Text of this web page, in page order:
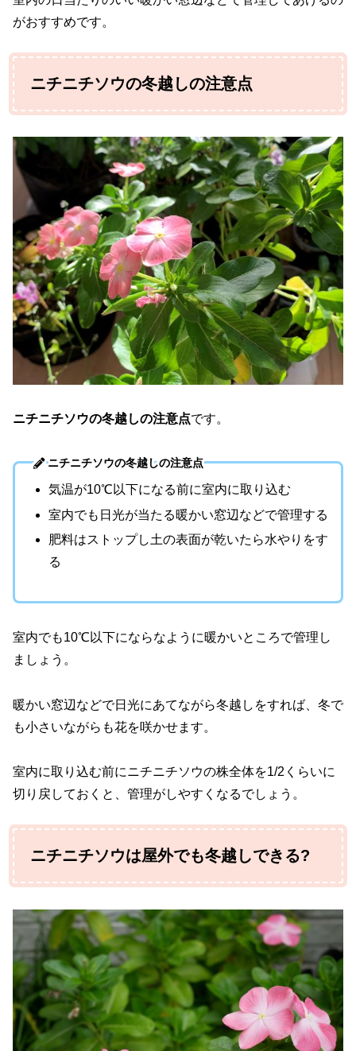
がおすすめです。
ニチニチソウの冬越しの注意点
ニチニチソウの冬越しの注意点です。
ニチニチソウの冬越しの注意点
気温が10℃以下になる前に室内に取り込む
室内でも日光が当たる暖かい窓辺などで管理する
肥料はストップし土の表面が乾いたら水やりをす
る
室内でも10℃以下にならなように暖かいところで管理し
ましょう。
暖かい窓辺などで日光にあてながら冬越しをすれば、冬で
も小さいながらも花を咲かせます。
室内に取り込む前にニチニチソウの株全体を1/2くらいに
切り戻しておくと、管理がしやすくなるでしょう。
ニチニチソウは屋外でも冬越しできる?